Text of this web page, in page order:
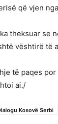
që vjen
theksuar se
vështirë të
të paqes
ai./
Kosovë Serbi